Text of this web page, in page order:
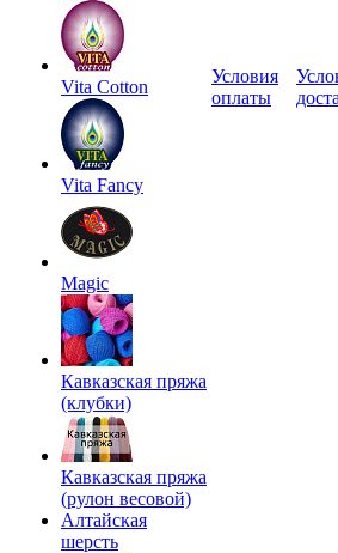
Vita Cotton
Vita Fancy
Magic
Кавказская пряжа
(клубки)
Кавказская пряжа
(рулон весовой)
Алтайская
шерсть
Условия
оплаты